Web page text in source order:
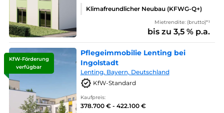
Klimafreundlicher Neubau (KFWG-Q+)
Mietrendite: (brutto)*¹
bis zu 3,5 % p.a.
KfW-Förderung
verfügbar
Pflegeimmobilie Lenting bei
Ingolstadt
Lenting, Bayern, Deutschland
KfW-Standard
Kaufpreis:
378.700 € - 422.100 €